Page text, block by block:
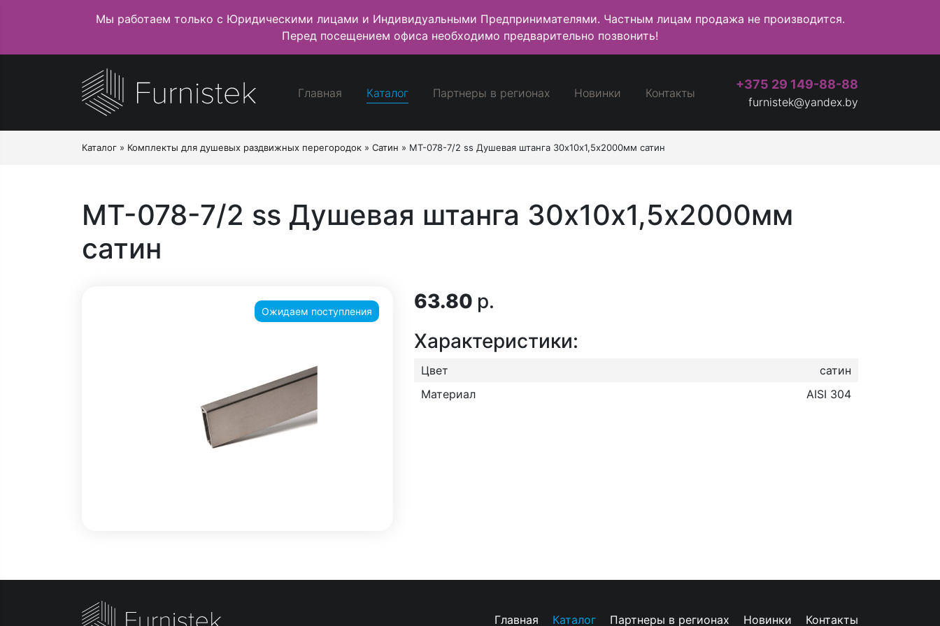
Мы работаем только с Юридическими лицами и Индивидуальными Предпринимателями. Частным лицам продажа не производится.
Перед посещением офиса необходимо предварительно позвонить!
Главная Каталог Партнеры в регионах Новинки Контакты
+375 29 149-88-88
furnistek@yandex.by
Каталог » Комплекты для душевых раздвижных перегородок » Сатин » MT-078-7/2 ss Душевая штанга 30х10х1,5х2000мм сатин
MT-078-7/2 ss Душевая штанга 30х10х1,5х2000мм
сатин
Ожидаем поступления 63.80 р.
Характеристики:
Цвет
сатин
Материал
AISI 304
Главная Каталог Партнеры в регионах Новинки Контакты